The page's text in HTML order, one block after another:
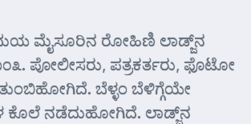
ಮೈಸೂರಿನ ರೋಹಿಣಿ ಲಾಡ್ಜ್‌ನ
ಪೋಲೀಸರು, ಪತ್ರಕರ್ತರು, ಫೊಟೋ
ಬೆಳ್ಳಂ ಬೆಳಿಗ್ಗೆಯೇ
ಕೊಲೆ ನಡೆದುಹೋಗಿದೆ. ಲಾಡ್ಜ್‌ನ